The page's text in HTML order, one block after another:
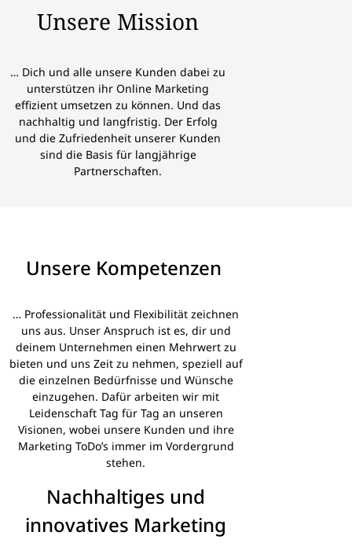
Unsere Mission
… Dich und alle unsere Kunden dabei zu
unterstützen ihr Online Marketing
effizient umsetzen zu können. Und das
nachhaltig und langfristig. Der Erfolg
und die Zufriedenheit unserer Kunden
sind die Basis für langjährige
Partnerschaften.
Unsere Kompetenzen ​
… Professionalität und Flexibilität zeichnen
uns aus. Unser Anspruch ist es, dir und
deinem Unternehmen einen Mehrwert zu
bieten und uns Zeit zu nehmen, speziell auf
die einzelnen Bedürfnisse und Wünsche
einzugehen. Dafür arbeiten wir mit
Leidenschaft Tag für Tag an unseren
Visionen, wobei unsere Kunden und ihre
Marketing ToDo’s immer im Vordergrund
stehen.
Nachhaltiges und
innovatives Marketing​